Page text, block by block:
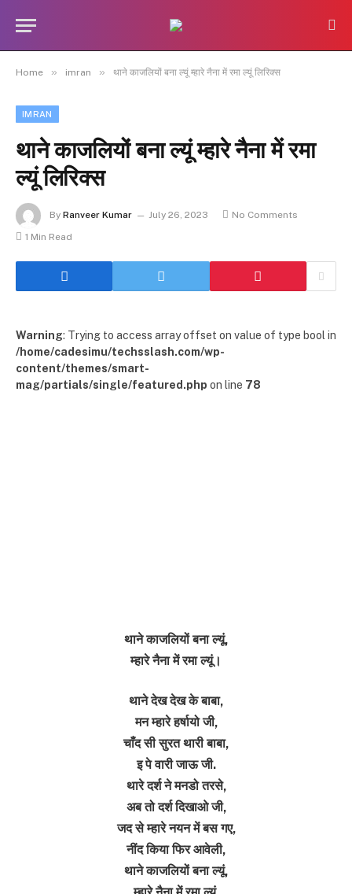
Home » imran » थाने काजलियों बना ल्यूं म्हारे नैना में रमा ल्यूं लिरिक्स
IMRAN
थाने काजलियों बना ल्यूं म्हारे नैना में रमा
ल्यूं लिरिक्स
By Ranveer Kumar July 26, 2023
No Comments
1 Min Read
Warning: Trying to access array offset on value of type bool in
/home/cadesimu/techsslash.com/wp-
content/themes/smart-
mag/partials/single/featured.php on line 78
थाने काजलियों बना ल्यूं,
म्हारे नैना में रमा ल्यूं।
थाने देख देख के बाबा,
मन म्हारे हर्षायो जी,
चाँद सी सुरत थारी बाबा,
इ पे वारी जाऊ जी.
थारे दर्श ने मनडो तरसे,
अब तो दर्श दिखाओ जी,
जद से म्हारे नयन में बस गए,
नींद किया फिर आवेली,
थाने काजलियों बना ल्यूं,